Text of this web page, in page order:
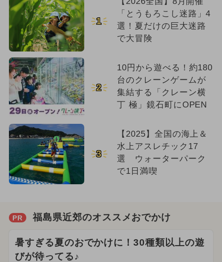
1
「とうもろこし迷路」4
選！夏だけの巨大迷路
で大冒険
2
10円から遊べる！約180
台のクレーンゲームが
集結する「クレーン横
丁 極」鏡石町にOPEN
3
【2025】全国の海上＆
水上アスレチック17
選 ウォーターパーク
で1日満喫
PR 福島県近郊のオススメおでかけ
暑すぎる夏のおでかけに！30種類以上の遊
びが待ってる♪